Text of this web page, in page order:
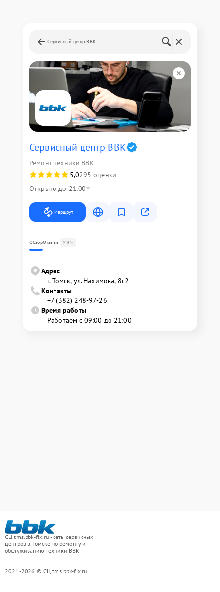
Сервисный центр BBK
Сервисный центр BBK
Ремонт техники BBK
5,0295 оценки
Открыто до 21:00
Маршрут
ОбзорОтзывы 285
Адрес
г. Томск, ул. Нахимова, 8с2
Контакты
+7 (382) 248-97-26
Время работы
Работаем с 09:00 до 21:00
СЦ tms.bbk-fix.ru - сеть сервисных
центров в Томске по ремонту и
обслуживанию техники BBK
2021-2026 © СЦ tms.bbk-fix.ru